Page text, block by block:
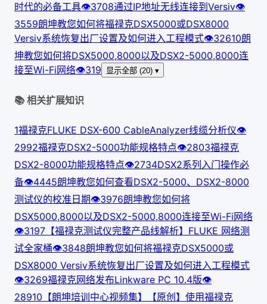
时代的必备工具👁3708通过IP地址无线连接到Versiv👁
3559朗坤教您如何将福禄克DSX5000或DSX8000
Versiv系统恢复出厂设置及如何进入工程模式👁32610朗
坤教您如何将DSX5000,8000以及DSX2-5000,8000连
接至Wi-Fi网络👁319 显示全部 (20) ▾
📚 相关扩展知识
1福禄克FLUKE DSX-600 CableAnalyzer线缆分析仪👁
2992福禄克DSX2-5000功能规格特点👁2803福禄克
DSX2-8000功能规格特点👁2734DSX2系列入门操作必
备👁4445朗坤教您如何查看DSX2-5000、DSX2-8000
测试仪的校准日期👁3976朗坤教您如何将
DSX5000,8000以及DSX2-5000,8000连接至Wi-Fi网络
👁3197 【福禄克测试仪完整产品线解析】FLUKE 网络测
试全家桶👁3848朗坤教您如何将福禄克DSX5000或
DSX8000 Versiv系统恢复出厂设置及如何进入工程模式
👁3269福禄克网络发布Linkware PC 10.4版👁
28910 【朗坤培训中心视频集】【原创】使用福禄克